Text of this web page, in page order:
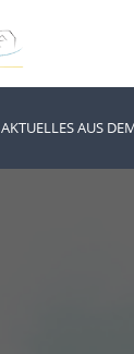
AKTUELLES AUS